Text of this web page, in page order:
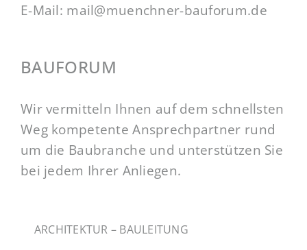
E-Mail: mail@muenchner-bauforum.de
BAUFORUM
Wir vermitteln Ihnen auf dem schnellsten
Weg kompetente Ansprechpartner rund
um die Baubranche und unterstützen Sie
bei jedem Ihrer Anliegen.
ARCHITEKTUR – BAULEITUNG